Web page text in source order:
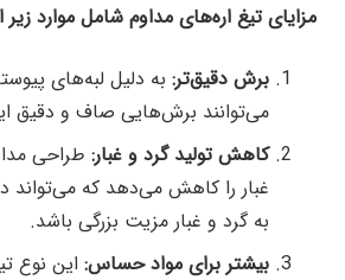
مزایای تیغ اره‌های مداوم شامل موارد
برش دقیق‌تر: به دلیل لبه‌های
می‌توانند برش‌هایی صاف و دقیق
کاهش تولید گرد و غبار: طراحی
غبار را کاهش می‌دهد که
به گرد و غبار مزیت بزرگی باشد.
بیشتر برای مواد حساس: این نوع